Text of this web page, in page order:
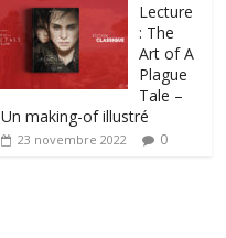
Lecture
: The
Art of A
Plague
Tale –
Un making-of illustré
23 novembre 2022 0